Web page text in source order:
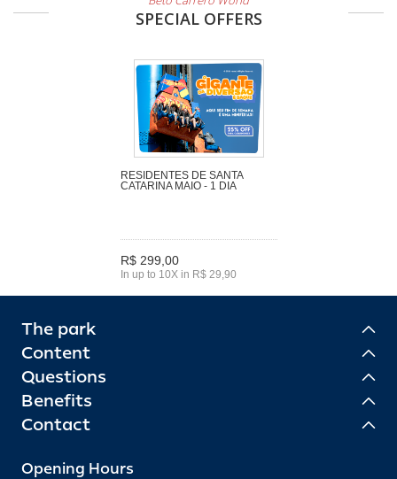
SPECIAL OFFERS
RESIDENTES DE SANTA
CATARINA MAIO - 1 DIA
R$ 299,00
In up to 10X in R$ 29,90
The park
Content
Questions
Benefits
Contact
Opening Hours